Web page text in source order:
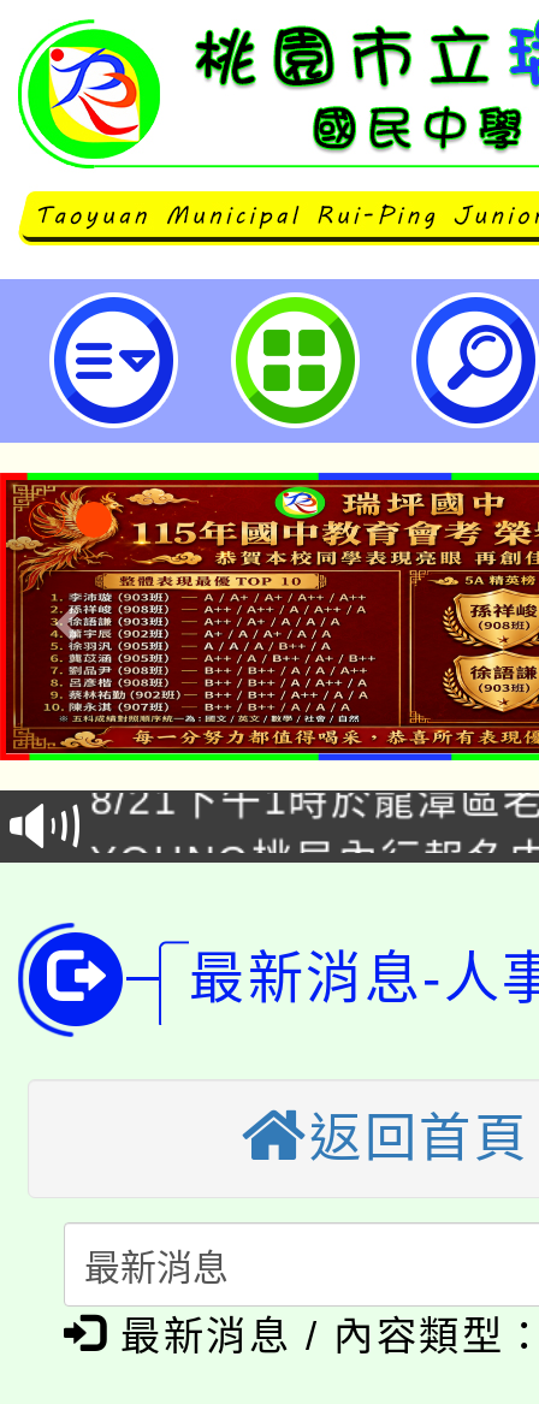
公告本校114學年度第1學期第11
師甄選結果-桃園市立瑞坪國民中學
「本色祭」8/29、30在
場熱烈登場!
8/21下午1時於龍潭區
徵才活動。
YOUNG桃局內行報名
開!
115年桃園市運動會8/
田徑場及游泳池舉行。
桃園市低收入戶享有免
視費優惠，中低收入戶
半價優惠，詳情可洽有
者。
大園自造教育及科技中
份教師增能研習
大溪自造教育及科技
份教師研習
淨零綠生活教案入校路
會
115年食農教育專業人
程
「本色祭」8/29、30在
最新消息-人
返回首頁
最新消息 / 內容類型